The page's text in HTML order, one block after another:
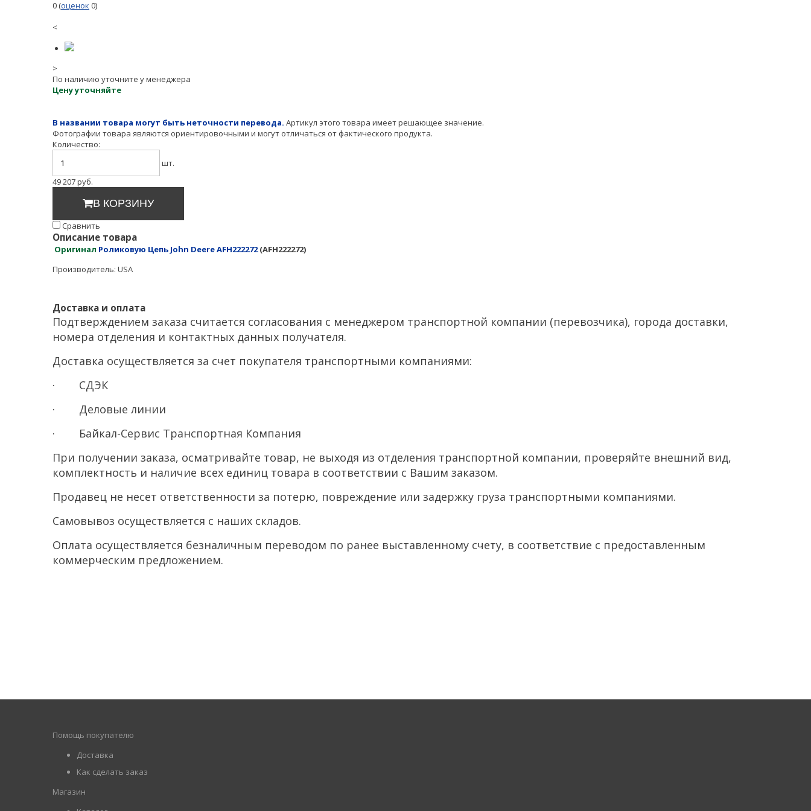
0 (оценок 0)
<
>
По наличию уточните у менеджера
Цену уточняйте
В названии товара могут быть неточности перевода. Артикул этого товара имеет решающее значение.
Фотографии товара являются ориентировочными и могут отличаться от фактического продукта.
Количество:
шт.
49 207руб.
В КОРЗИНУ
Cравнить
Описание товара
Оригинал Роликовую Цепь John Deere AFH222272(AFH222272)
Производитель: USA
Доставка и оплата
Подтверждением заказа считается согласования с менеджером транспортной компании (перевозчика), города доставки,
номера отделения и контактных данных получателя.
Доставка осуществляется за счет покупателя транспортными компаниями:
· СДЭК
· Деловые линии
· Байкал-Сервис Транспортная Компания
При получении заказа, осматривайте товар, не выходя из отделения транспортной компании, проверяйте внешний вид,
комплектность и наличие всех единиц товара в соответствии с Вашим заказом.
Продавец не несет ответственности за потерю, повреждение или задержку груза транспортными компаниями.
Самовывоз осуществляется с наших складов.
Оплата осуществляется безналичным переводом по ранее выставленному счету, в соответствие с предоставленным
коммерческим предложением.
Помощь покупателю
Доставка
Как сделать заказ
Магазин